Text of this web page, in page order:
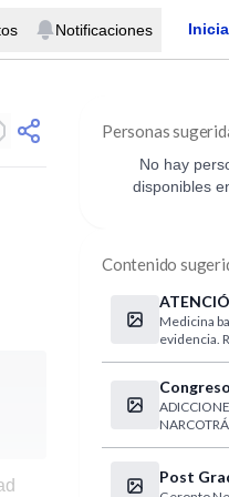
Notificaciones
Personas
No hay
disponibles
Contenido
EN
Medicina
evidencia.
sobre
SIDA
Post